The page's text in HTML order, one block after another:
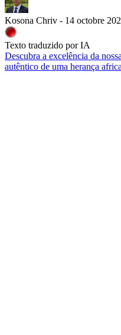
Kosona Chriv - 14 octobre
Texto traduzido por IA
Descubra a excelência da
autêntico de uma herança